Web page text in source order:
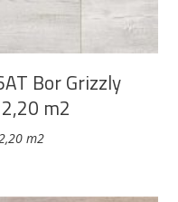
Bor Grizzly
m2
m2